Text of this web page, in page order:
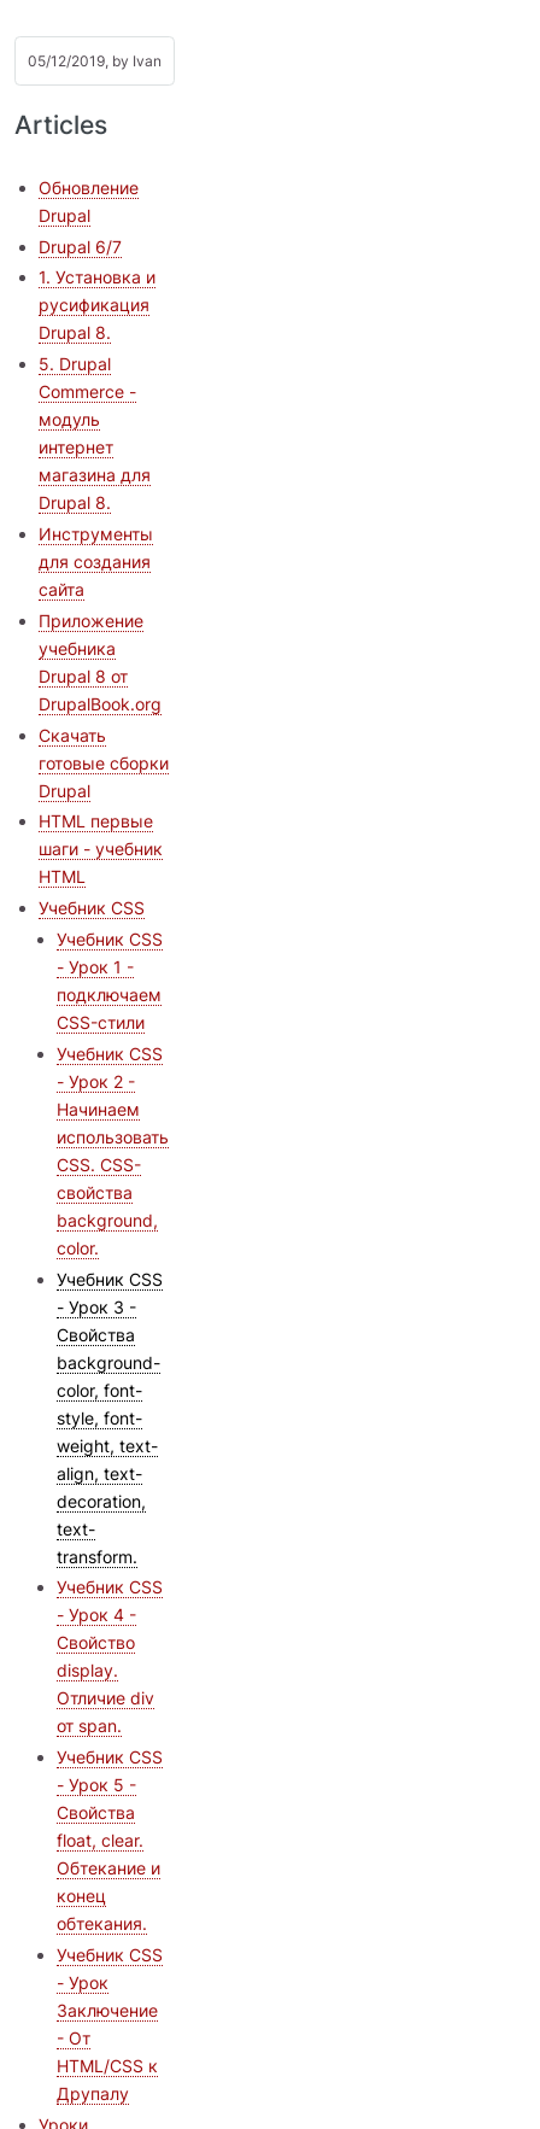
05/12/2019, by Ivan
Articles
Обновление
Drupal
Drupal 6/7
1. Установка и
русификация
Drupal 8.
5. Drupal
Commerce -
модуль
интернет
магазина для
Drupal 8.
Инструменты
для создания
сайта
Приложение
учебника
Drupal 8 от
DrupalBook.org
Скачать
готовые сборки
Drupal
HTML первые
шаги - учебник
HTML
Учебник CSS
Учебник CSS
- Урок 1 -
подключаем
CSS-стили
Учебник CSS
- Урок 2 -
Начинаем
использовать
CSS. CSS-
свойства
background,
color.
Учебник CSS
- Урок 3 -
Свойства
background-
color, font-
style, font-
weight, text-
align, text-
decoration,
text-
transform.
Учебник CSS
- Урок 4 -
Свойство
display.
Отличие div
от span.
Учебник CSS
- Урок 5 -
Свойства
float, clear.
Обтекание и
конец
обтекания.
Учебник CSS
- Урок
Заключение
- От
HTML/CSS к
Друпалу
Уроки